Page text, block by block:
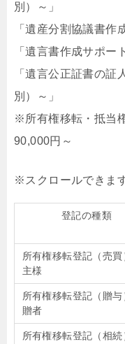
別）～」
「遺産分割協議書作
「遺言書作成サポー
「遺言公正証書の
別）～」
※所有権移転・抵当
90,000円～
登記の種類
所有権移転登記（売買
主様
所有権移転登記（贈与
贈者
所有権移転登記（相続